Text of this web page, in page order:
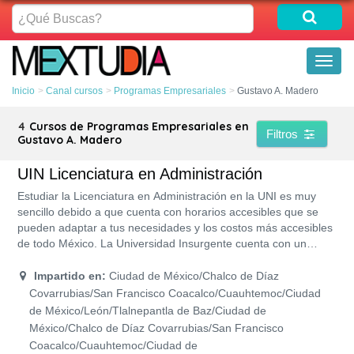
¿Qué
Buscas?
Inicio Canal cursos Programas Empresariales Gustavo A. Madero
4 Cursos de Programas Empresariales en
Gustavo A. Madero
Filtros
UIN Licenciatura en Administración
Estudiar la Licenciatura en Administración en la UNI es muy
sencillo debido a que cuenta con horarios accesibles que se
pueden adaptar a tus necesidades y los costos más accesibles
de todo México. La Universidad Insurgente cuenta con un
lo que tu titulación contará con un amplio reconocimiento.
Además, ofrece un programa de becas en donde puedes
obtener desde un 40 a un 55% de descuento sobre el costo de
la colegiatura y, lo mejor de todo es que sus inscripciones son
Impartido en: Ciudad de México/Chalco de Díaz
Covarrubias/San Francisco Coacalco/Cuauhtemoc/Ciudad
de México/León/Tlalnepantla de Baz/Ciudad de
México/Chalco de Díaz Covarrubias/San Francisco
Coacalco/Cuauhtemoc/Ciudad de